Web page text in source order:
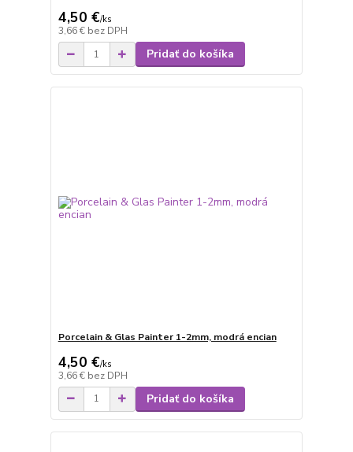
4,50 €/ks
3,66 € bez DPH
Pridať do košíka
Porcelain & Glas Painter 1-2mm, modrá encian
4,50 €/ks
3,66 € bez DPH
Pridať do košíka